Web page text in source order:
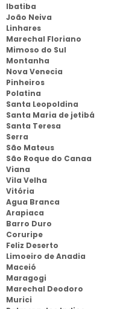
Ibatiba
João Neiva
Linhares
Marechal Floriano
Mimoso do Sul
Montanha
Nova Venecia
Pinheiros
Polatina
Santa Leopoldina
Santa Maria de jetibá
Santa Teresa
Serra
São Mateus
São Roque do Canaa
Viana
Vila Velha
Vitória
Agua Branca
Arapiaca
Barro Duro
Coruripe
Feliz Deserto
Limoeiro de Anadia
Maceió
Maragogi
Marechal Deodoro
Murici